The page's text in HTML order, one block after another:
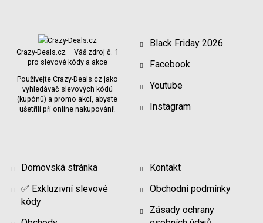
Crazy-Deals.cz – Váš zdroj č. 1
pro slevové kódy a akce
Používejte Crazy-Deals.cz jako
vyhledávač slevových kódů
(kupónů) a promo akcí, abyste
ušetřili při online nakupování!
Black Friday 2026
Facebook
Youtube
Instagram
Domovská stránka
✅ Exkluzivní slevové
kódy
Kontakt
Obchodní podmínky
Zásady ochrany